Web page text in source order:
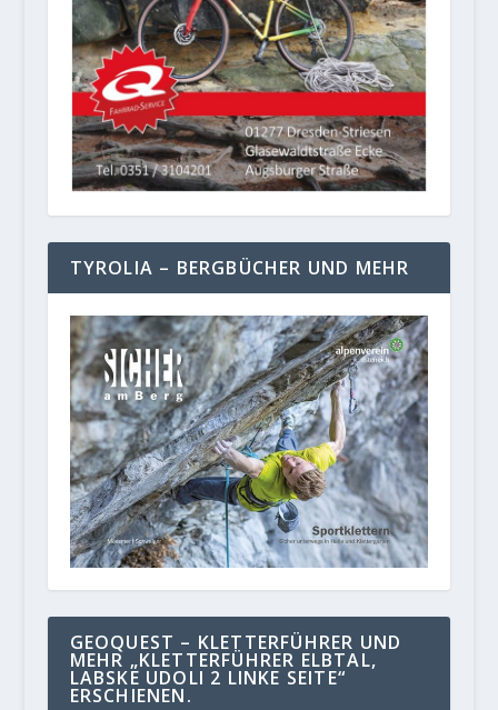
TYROLIA – BERGBÜCHER UND MEHR
GEOQUEST – KLETTERFÜHRER UND
MEHR „KLETTERFÜHRER ELBTAL,
LABSKE UDOLI 2 LINKE SEITE“
ERSCHIENEN.